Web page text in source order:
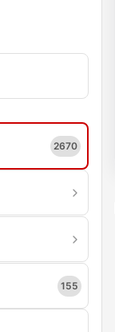
2670
155